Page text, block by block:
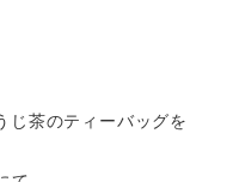
じ茶のティーバッグを